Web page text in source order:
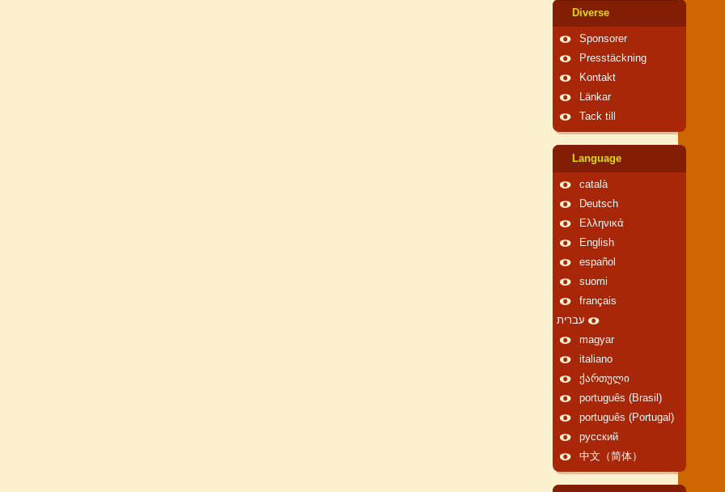
Diverse
Sponsorer
Presstäckning
Kontakt
Länkar
Tack till
Language
català
Deutsch
Ελληνικά
English
español
suomi
français
עברית
magyar
italiano
ქართული
português (Brasil)
português (Portugal)
русский
中文（简体）